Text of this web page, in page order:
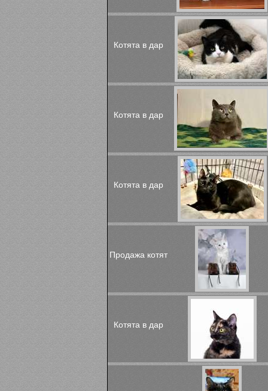
Котята в дар
Котята в дар
Котята в дар
Продажа котят
Котята в дар